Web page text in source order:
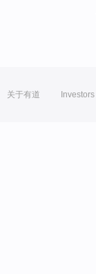
关于有道 Investors